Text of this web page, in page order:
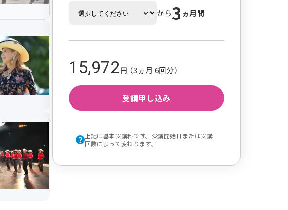
から3 ヵ月間
15,972円 （3ヵ月 6回分）
受講申し込み
上記は基本受講料です。受講開始日または受講
回数によって変わります。